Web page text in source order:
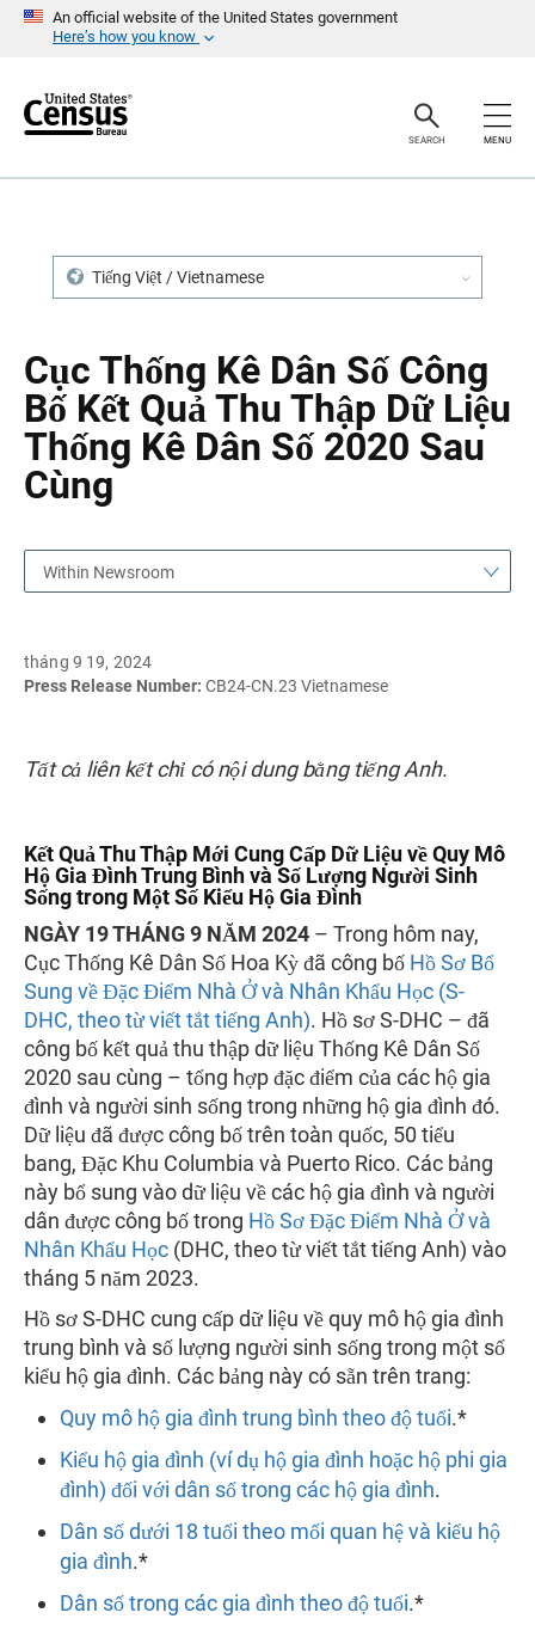
An official website of the United States government
Here’s how you know
r
SEARCH MENU
Tiếng Việt / Vietnamese
Cục Thống Kê Dân Số Công
Bố Kết Quả Thu Thập Dữ Liệu
Thống Kê Dân Số 2020 Sau
Cùng
a
Within Newsroom
tháng 9 19, 2024
Press Release Number: CB24-CN.23 Vietnamese
Tất cả liên kết chỉ có nội dung bằng tiếng Anh.
Kết Quả Thu Thập Mới Cung Cấp Dữ Liệu về Quy Mô
Hộ Gia Đình Trung Bình và Số Lượng Người Sinh
Sống trong Một Số Kiểu Hộ Gia Đình
NGÀY 19 THÁNG 9 NĂM 2024 – Trong hôm nay,
Cục Thống Kê Dân Số Hoa Kỳ đã công bố Hồ Sơ Bổ
Sung về Đặc Điểm Nhà Ở và Nhân Khẩu Học (S-
DHC, theo từ viết tắt tiếng Anh). Hồ sơ S-DHC – đã
công bố kết quả thu thập dữ liệu Thống Kê Dân Số
2020 sau cùng – tổng hợp đặc điểm của các hộ gia
đình và người sinh sống trong những hộ gia đình đó.
Dữ liệu đã được công bố trên toàn quốc, 50 tiểu
bang, Đặc Khu Columbia và Puerto Rico. Các bảng
này bổ sung vào dữ liệu về các hộ gia đình và người
dân được công bố trong Hồ Sơ Đặc Điểm Nhà Ở và
Nhân Khẩu Học (DHC, theo từ viết tắt tiếng Anh) vào
tháng 5 năm 2023.
Hồ sơ S-DHC cung cấp dữ liệu về quy mô hộ gia đình
trung bình và số lượng người sinh sống trong một số
kiểu hộ gia đình. Các bảng này có sẵn trên trang:
Quy mô hộ gia đình trung bình theo độ tuổi.*
Kiểu hộ gia đình (ví dụ hộ gia đình hoặc hộ phi gia
đình) đối với dân số trong các hộ gia đình.
Dân số dưới 18 tuổi theo mối quan hệ và kiểu hộ
gia đình.*
Dân số trong các gia đình theo độ tuổi.*